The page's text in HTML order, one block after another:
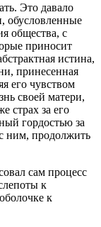
Это давало
обусловленные
общества, с
приносит
истина,
принесенная
его чувством
своей матери,
страх за его
гордостью за
ним, продолжить
сам процесс
к
к